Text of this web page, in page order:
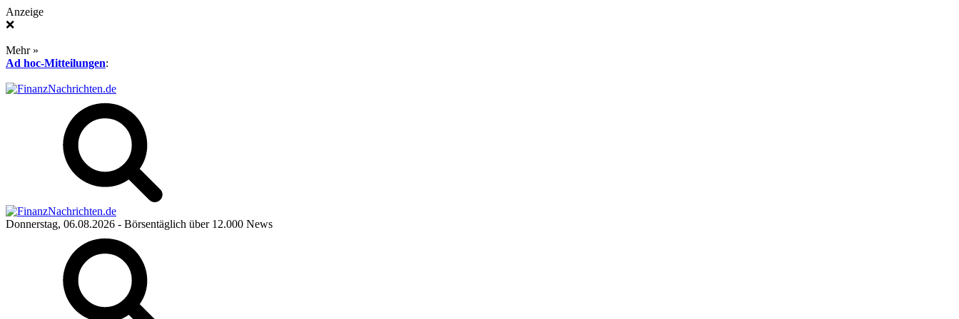
Anzeige
❌
Mehr »
Ad hoc-Mitteilungen:
Donnerstag, 06.08.2026 - Börsentäglich über 12.000 News